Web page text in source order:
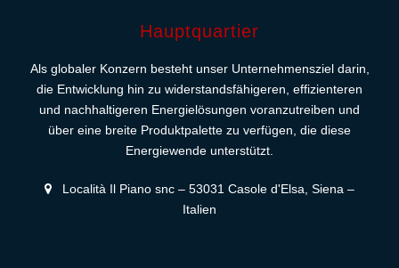
Hauptquartier
Als globaler Konzern besteht unser Unternehmensziel darin,
die Entwicklung hin zu widerstandsfähigeren, effizienteren
und nachhaltigeren Energielösungen voranzutreiben und
über eine breite Produktpalette zu verfügen, die diese
Energiewende unterstützt.
Località Il Piano snc – 53031 Casole d'Elsa, Siena –
Italien